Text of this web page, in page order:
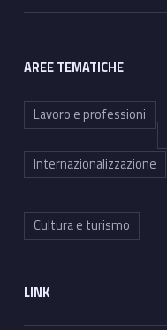
AREE TEMATICHE
Lavoro e professioni
Internazionalizzazione
Cultura e turismo
LINK